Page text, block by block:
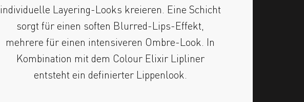
individuelle Layering-Looks kreieren. Eine Schicht
sorgt für einen soften Blurred-Lips-Effekt,
mehrere für einen intensiveren Ombre-Look. In
Kombination mit dem Colour Elixir Lipliner
entsteht ein definierter Lippenlook.